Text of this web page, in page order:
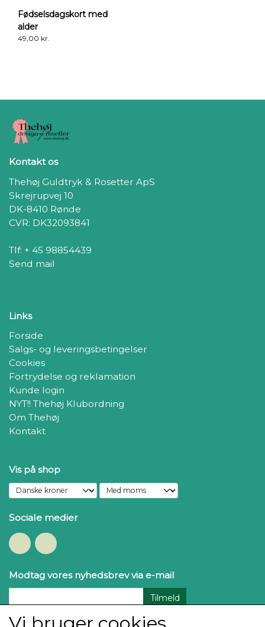
Fødselsdagskort med
alder
49,00 kr.
Kontakt os
Thehøj Guldtryk & Rosetter ApS
Skrejrupvej 10
DK-8410 Rønde
CVR: DK32093841
Tlf: + 45 98854439
Send mail
Links
Forside
Salgs- og leveringsbetingelser
Cookies
Fortrydelse og reklamation
Kunde login
NYT!! Thehøj Klubordning
Om Thehøj
Kontakt
Vis på shop
Sociale medier
Modtag vores nyhedsbrev via e-mail
Tilmeld